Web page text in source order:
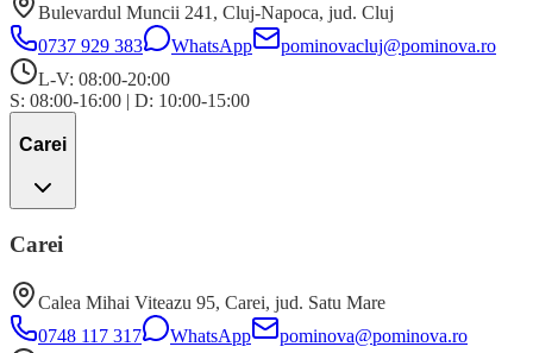
Bulevardul Muncii 241 , Cluj-Napoca, jud. Cluj
0737 929 383
WhatsApp
pominovacluj@pominova.ro
L-V: 08:00-20:00
S: 08:00-16:00 | D: 10:00-15:00
Carei
Carei
Calea Mihai Viteazu 95, Carei, jud. Satu Mare
0748 117 317
WhatsApp
pominova@pominova.ro